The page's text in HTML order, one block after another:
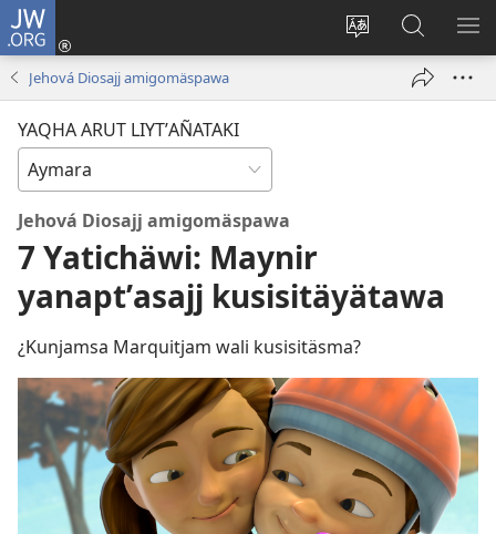
JW.ORG
Change
language
Cuentamar
mantañatakiJW.ORG:
Jehová Diosajj amigomäspawa
YAQHA ARUT LIYTʼAÑATAKI
Jehová Diosajj amigomäspawa
7 Yatichäwi: Maynir
yanaptʼasajj kusisitäyätawa
¿Kunjamsa Marquitjam wali kusisitäsma?